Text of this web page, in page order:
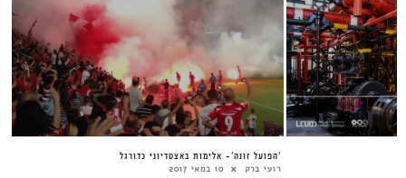
‘הפועל זונה’- אלימות באצטדיוני כדורגל
רועי ברק 10 במאי 2017